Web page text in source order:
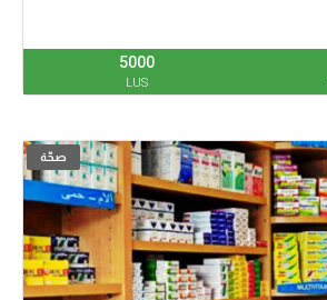
5000
LUS
صحّة